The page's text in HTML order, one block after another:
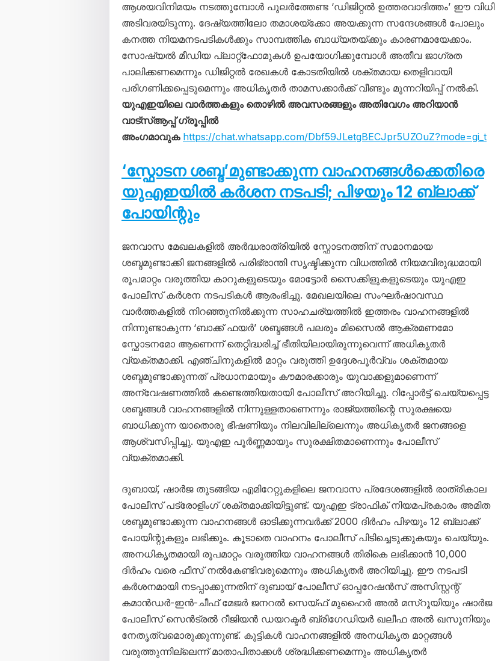
ആശയവിനിമയം നടത്തുമ്പോൾ പുലർത്തേണ്ട ‘ഡിജിറ്റൽ ഉത്തരവാദിത്തം’ ഈ വിധി
അടിവരയിടുന്നു. ദേഷ്യത്തിലോ തമാശയ്ക്കോ അയക്കുന്ന സന്ദേശങ്ങൾ പോലും
കനത്ത നിയമനടപടികൾക്കും സാമ്പത്തിക ബാധ്യതയ്ക്കും കാരണമായേക്കാം.
സോഷ്യൽ മീഡിയ പ്ലാറ്റ്‌ഫോമുകൾ ഉപയോഗിക്കുമ്പോൾ അതീവ ജാഗ്രത
പാലിക്കണമെന്നും ഡിജിറ്റൽ രേഖകൾ കോടതിയിൽ ശക്തമായ തെളിവായി
പരിഗണിക്കപ്പെടുമെന്നും അധികൃതർ താമസക്കാർക്ക് വീണ്ടും മുന്നറിയിപ്പ് നൽകി.
യുഎഇയിലെ വാർത്തകളും തൊഴിൽ അവസരങ്ങളും അതിവേഗം അറിയാൻ
വാട്സ്ആപ്പ് ഗ്രൂപ്പിൽ
അംഗമാവുക https://chat.whatsapp.com/Dbf59JLetgBECJpr5UZOuZ?mode=gi_t
‘സ്ഫോടന ശബ്ദ’മുണ്ടാക്കുന്ന വാഹനങ്ങൾക്കെതിരെ
യുഎഇയിൽ കർശന നടപടി; പിഴയും 12 ബ്ലാക്ക്
പോയിന്റും
ജനവാസ മേഖലകളിൽ അർദ്ധരാത്രിയിൽ സ്ഫോടനത്തിന് സമാനമായ
ശബ്ദമുണ്ടാക്കി ജനങ്ങളിൽ പരിഭ്രാന്തി സൃഷ്ടിക്കുന്ന വിധത്തിൽ നിയമവിരുദ്ധമായി
രൂപമാറ്റം വരുത്തിയ കാറുകളുടെയും മോട്ടോർ സൈക്കിളുകളുടെയും യുഎഇ
പോലീസ് കർശന നടപടികൾ ആരംഭിച്ചു. മേഖലയിലെ സംഘർഷാവസ്ഥ
വാർത്തകളിൽ നിറഞ്ഞുനിൽക്കുന്ന സാഹചര്യത്തിൽ ഇത്തരം വാഹനങ്ങളിൽ
നിന്നുണ്ടാകുന്ന ‘ബാക്ക് ഫയർ’ ശബ്ദങ്ങൾ പലരും മിസൈൽ ആക്രമണമോ
സ്ഫോടനമോ ആണെന്ന് തെറ്റിദ്ധരിച്ച് ഭീതിയിലായിരുന്നുവെന്ന് അധികൃതർ
വ്യക്തമാക്കി. എഞ്ചിനുകളിൽ മാറ്റം വരുത്തി ഉദ്ദേശപൂർവ്വം ശക്തമായ
ശബ്ദമുണ്ടാക്കുന്നത് പ്രധാനമായും കൗമാരക്കാരും യുവാക്കളുമാണെന്ന്
അന്വേഷണത്തിൽ കണ്ടെത്തിയതായി പോലീസ് അറിയിച്ചു. റിപ്പോർട്ട് ചെയ്യപ്പെട്ട
ശബ്ദങ്ങൾ വാഹനങ്ങളിൽ നിന്നുള്ളതാണെന്നും രാജ്യത്തിന്റെ സുരക്ഷയെ
ബാധിക്കുന്ന യാതൊരു ഭീഷണിയും നിലവിലില്ലെന്നും അധികൃതർ ജനങ്ങളെ
ആശ്വസിപ്പിച്ചു. യുഎഇ പൂർണ്ണമായും സുരക്ഷിതമാണെന്നും പോലീസ്
വ്യക്തമാക്കി.
ദുബായ്, ഷാർജ തുടങ്ങിയ എമിറേറ്റുകളിലെ ജനവാസ പ്രദേശങ്ങളിൽ രാത്രികാല
പോലീസ് പട്രോളിംഗ് ശക്തമാക്കിയിട്ടുണ്ട്. യുഎഇ ട്രാഫിക് നിയമപ്രകാരം അമിത
ശബ്ദമുണ്ടാക്കുന്ന വാഹനങ്ങൾ ഓടിക്കുന്നവർക്ക് 2000 ദിർഹം പിഴയും 12 ബ്ലാക്ക്
പോയിന്റുകളും ലഭിക്കും. കൂടാതെ വാഹനം പോലീസ് പിടിച്ചെടുക്കുകയും ചെയ്യും.
അനധികൃതമായി രൂപമാറ്റം വരുത്തിയ വാഹനങ്ങൾ തിരികെ ലഭിക്കാൻ 10,000
ദിർഹം വരെ ഫീസ് നൽകേണ്ടിവരുമെന്നും അധികൃതർ അറിയിച്ചു. ഈ നടപടി
കർശനമായി നടപ്പാക്കുന്നതിന് ദുബായ് പോലീസ് ഓപ്പറേഷൻസ് അസിസ്റ്റന്റ്
കമാൻഡർ-ഇൻ-ചീഫ് മേജർ ജനറൽ സെയ്ഫ് മുഹൈർ അൽ മസ്‌റൂയിയും ഷാർജ
പോലീസ് സെൻട്രൽ റീജിയൻ ഡയറക്ടർ ബ്രിഗേഡിയർ ഖലീഫ അൽ ഖസൂനിയും
നേതൃത്വമൊരുക്കുന്നുണ്ട്. കുട്ടികൾ വാഹനങ്ങളിൽ അനധികൃത മാറ്റങ്ങൾ
വരുത്തുന്നില്ലെന്ന് മാതാപിതാക്കൾ ശ്രദ്ധിക്കണമെന്നും അധികൃതർ